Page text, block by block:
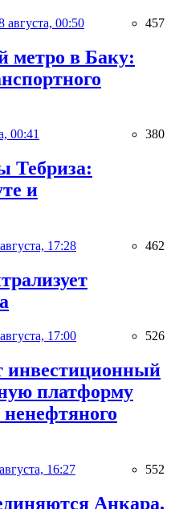
августа, 00:50 457
метро в Баку:
00:41 380
Тебриза:
и
17:28 462
17:00 526
инвестиционный
платформу
16:27 552
Анкара,